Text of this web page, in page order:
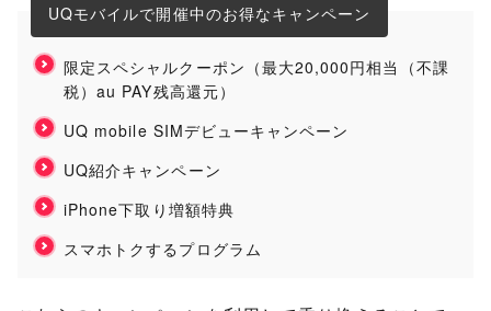
UQモバイルで開催中のお得なキャンペーン
限定スペシャルクーポン（最大20,000円相当（不課
税）au PAY残高還元）
UQ mobile SIMデビューキャンペーン
UQ紹介キャンペーン
iPhone下取り増額特典
スマホトクするプログラム